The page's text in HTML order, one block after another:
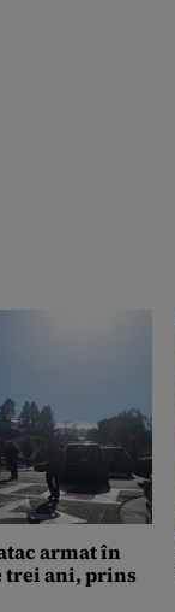
armat în
trei ani, prins